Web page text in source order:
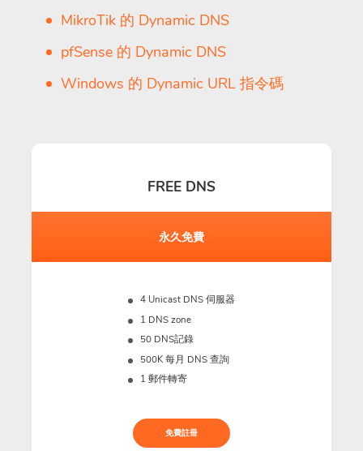
MikroTik 的 Dynamic DNS
pfSense 的 Dynamic DNS
Windows 的 Dynamic URL 指令碼
FREE DNS
永久免費
4 Unicast DNS 伺服器
1 DNS zone
50 DNS記錄
500K每月 DNS 查詢
1 郵件轉寄
免費註冊